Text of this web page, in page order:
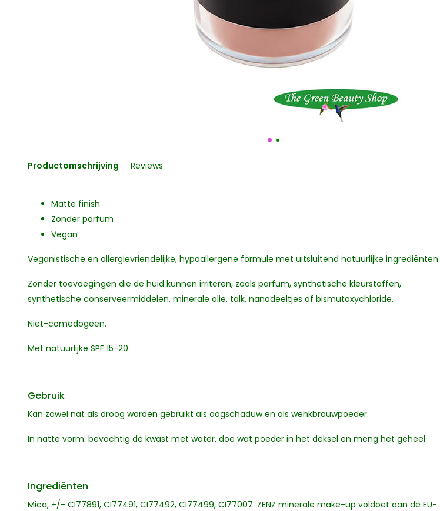
Productomschrijving Reviews
Matte finish
Zonder parfum
Vegan
Veganistische en allergievriendelijke, hypoallergene formule met uitsluitend natuurlijke ingrediënten.
Zonder toevoegingen die de huid kunnen irriteren, zoals parfum, synthetische kleurstoffen,
synthetische conserveermiddelen, minerale olie, talk, nanodeeltjes of bismutoxychloride.
Niet-comedogeen.
Met natuurlijke SPF 15-20.
Gebruik
Kan zowel nat als droog worden gebruikt als oogschaduw en als wenkbrauwpoeder.
In natte vorm: bevochtig de kwast met water, doe wat poeder in het deksel en meng het geheel.
Ingrediënten
Mica, +/- CI77891, CI77491, CI77492, CI77499, CI77007. ZENZ minerale make-up voldoet aan de EU-